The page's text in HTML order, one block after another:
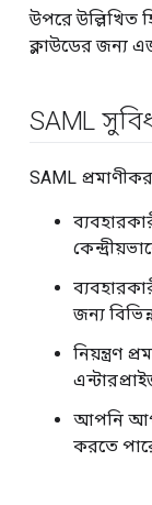
উপরে উল্লিখিত
ক্লাউডের জন্য
SAML
SAML
জন্য
নিয়ন্ত্রণ
আপনি
করতে